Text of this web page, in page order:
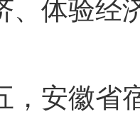
安徽省